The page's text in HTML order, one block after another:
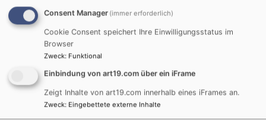
Nach der Bestattung
Auch nach der Bestattung sind wir weiter für Sie
erreichbar, wenn Sie in der Zeit der Trauer
Gesprächsbedarf haben. Die Verstorbenen werden
Consent Manager (immer erforderlich)
Cookie Consent speichert Ihre Einwilligungsstatus im
Browser
Zweck: Funktional
Einbindung von art19.com über ein iFrame
Zeigt Inhalte von art19.com innerhalb eines iFrames an.
Zweck: Eingebettete externe Inhalte